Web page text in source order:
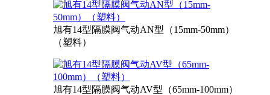
旭有14型隔膜阀气动AN型（15mm-50mm）
（塑料）
旭有14型隔膜阀气动AV型（65mm-100mm）